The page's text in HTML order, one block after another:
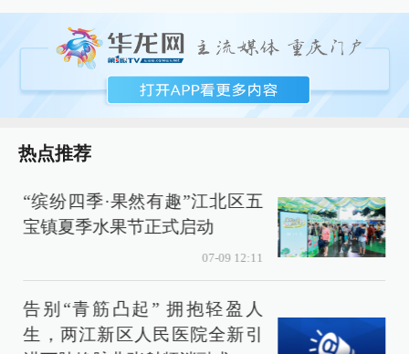
热点推荐
“缤纷四季·果然有趣”江北区五
宝镇夏季水果节正式启动
07-09 12:11
告别“青筋凸起” 拥抱轻盈人
生，两江新区人民医院全新引